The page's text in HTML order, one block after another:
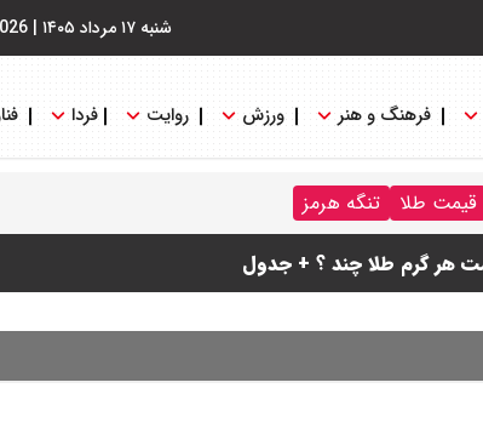
شنبه ۱۷ مرداد ۱۴۰۵ |
فرهنگ و هنر ورزش روایت فردا
قیمت طلا تنگه هرمز